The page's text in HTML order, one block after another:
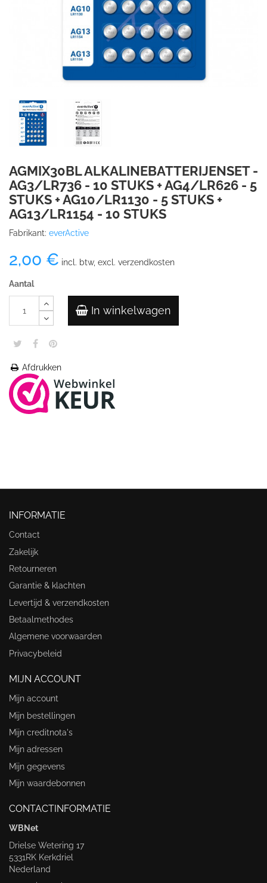
AGMIX30BL ALKALINEBATTERIJENSET -
AG3/LR736 - 10 STUKS + AG4/LR626 - 5
STUKS + AG10/LR1130 - 5 STUKS +
AG13/LR1154 - 10 STUKS
Fabrikant: everActive
2,00 € incl. btw, excl. verzendkosten
Aantal
In winkelwagen
Afdrukken
INFORMATIE
Contact
Zakelijk
Retourneren
Garantie & klachten
Levertijd & verzendkosten
Betaalmethodes
Algemene voorwaarden
Privacybeleid
MIJN ACCOUNT
Mijn account
Mijn bestellingen
Mijn creditnota's
Mijn adressen
Mijn gegevens
Mijn waardebonnen
CONTACTINFORMATIE
WBNet
Drielse Wetering 17
5331RK Kerkdriel
Nederland